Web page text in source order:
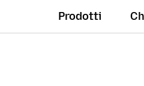
Prodotti